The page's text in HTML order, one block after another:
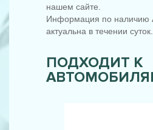
нашем сайте.
Информация по наличию
актуальна в течении суток.
ПОДХОДИТ К